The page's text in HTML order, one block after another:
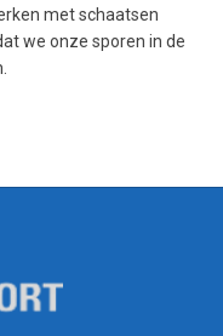
met schaatsen
we onze sporen in de